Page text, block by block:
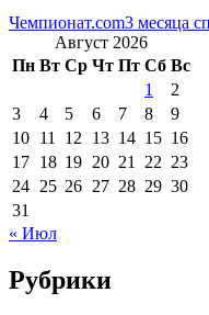
Чемпионат.com3 месяца
Август 2026
Пн Вт Ср Чт Пт Сб Вс
1
2
3
4 5 6 7 8
9
10 11 12 13 14 15 16
17 18 19 20 21 22 23
24 25 26 27 28 29 30
31
« Июл
Рубрики